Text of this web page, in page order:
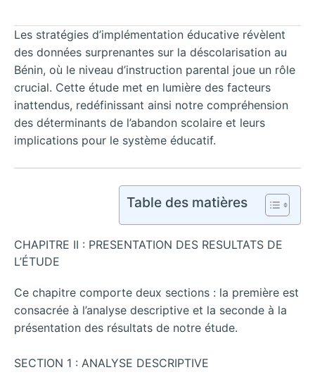
Les stratégies d’implémentation éducative révèlent
des données surprenantes sur la déscolarisation au
Bénin, où le niveau d’instruction parental joue un rôle
crucial. Cette étude met en lumière des facteurs
inattendus, redéfinissant ainsi notre compréhension
des déterminants de l’abandon scolaire et leurs
implications pour le système éducatif.
Table des matières
CHAPITRE II : PRESENTATION DES RESULTATS DE
L’ÉTUDE
Ce chapitre comporte deux sections : la première est
consacrée à l’analyse descriptive et la seconde à la
présentation des résultats de notre étude.
SECTION 1 : ANALYSE DESCRIPTIVE